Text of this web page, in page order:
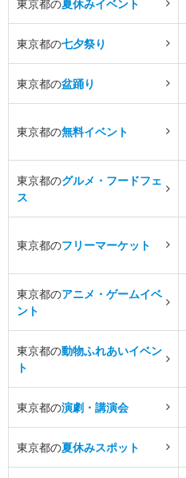
東京都の夏休みイベント
東京都の七夕祭り
東京都の盆踊り
東京都の無料イベント
東京都のグルメ・フードフェ
ス
東京都のフリーマーケット
東京都のアニメ・ゲームイベ
ント
東京都の動物ふれあいイベン
ト
東京都の演劇・講演会
東京都の夏休みスポット